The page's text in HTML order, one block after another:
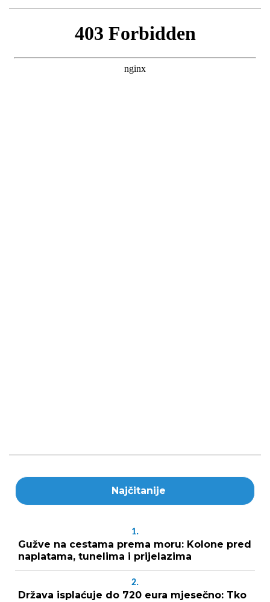
Najčitanije
1.
Gužve na cestama prema moru: Kolone pred
naplatama, tunelima i prijelazima
2.
Država isplaćuje do 720 eura mjesečno: Tko